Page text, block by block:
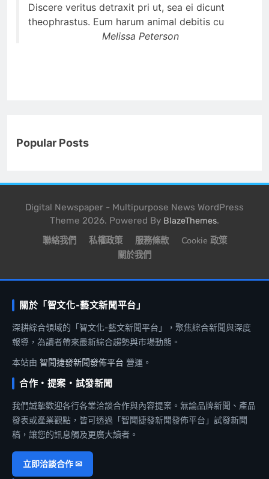
Discere veritus detraxit pri ut, sea ei dicunt
theophrastus. Eum harum animal debitis cu
Melissa Peterson
Popular Posts
Digital Newspaper - Multipurpose News WordPress
Theme 2026. Powered By BlazeThemes.
聯絡我們 私權政策 服務條款
Cookie 政策
關於我們
關於「智文化-藝文新聞平台」
深耕綜合領域的「智文化-藝文新聞平台」，聚焦綜合新聞與深度
報導，為讀者帶來最新綜合趨勢與市場動態。
本站由 智聞捷發新聞發佈平台 營運。
合作・提案・試發新聞
我們誠摯歡迎各行各業洽談合作與內容提案。無論品牌新聞、產品
發表或產業觀點，皆可透過「智聞捷發新聞發佈平台」試發新聞
稿，讓您的訊息觸及更廣大讀者。
立即洽談合作 ✉